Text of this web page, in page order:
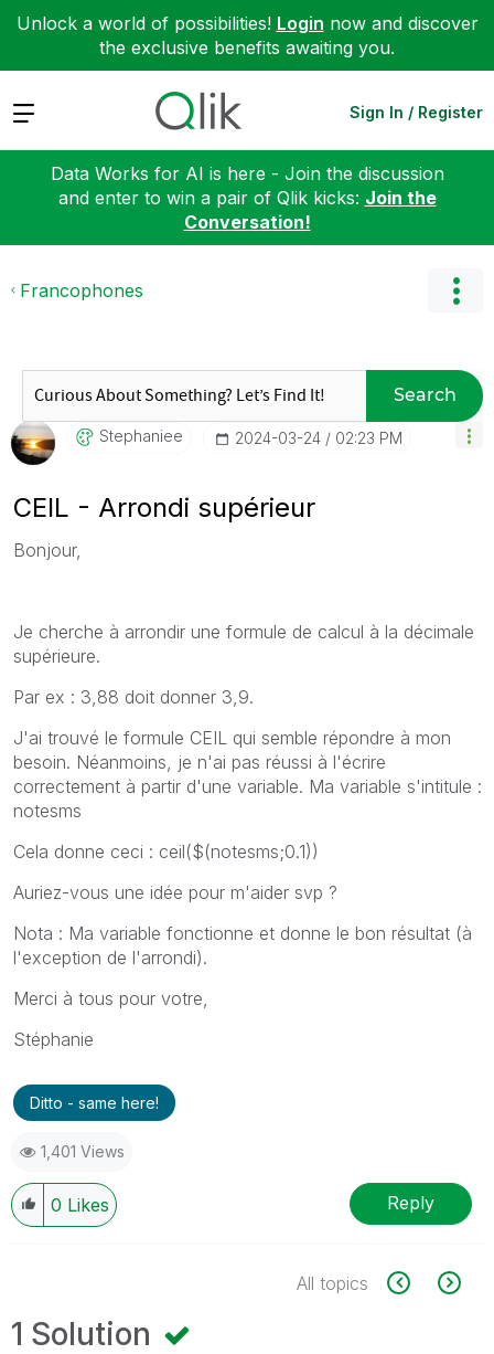
Unlock a world of possibilities! Login now and discover
the exclusive benefits awaiting you.
Expand Sign In / Register
Data Works for AI is here - Join the discussion
and enter to win a pair of Qlik kicks: Join the
Conversation!
Francophones
Search
Stephaniee ‎2024-03-24 02:23 PM
CEIL - Arrondi supérieur
Bonjour,
Je cherche à arrondir une formule de calcul à la décimale
supérieure.
Par ex : 3,88 doit donner 3,9.
J'ai trouvé le formule CEIL qui semble répondre à mon
besoin. Néanmoins, je n'ai pas réussi à l'écrire
correctement à partir d'une variable. Ma variable s'intitule :
notesms
Cela donne ceci : ceil($(notesms;0.1))
Auriez-vous une idée pour m'aider svp ?
Nota : Ma variable fonctionne et donne le bon résultat (à
l'exception de l'arrondi).
Merci à tous pour votre,
Stéphanie
Ditto - same here!
1,401 Views
0 Likes Reply
All topics
1 Solution